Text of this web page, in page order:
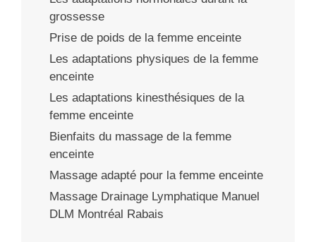
grossesse
Prise de poids de la femme enceinte
Les adaptations physiques de la femme
enceinte
Les adaptations kinesthésiques de la
femme enceinte
Bienfaits du massage de la femme
enceinte
Massage adapté pour la femme enceinte
Massage Drainage Lymphatique Manuel
DLM Montréal Rabais